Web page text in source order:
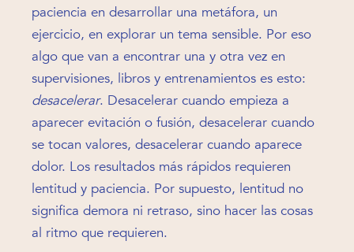
paciencia en desarrollar una metáfora, un
ejercicio, en explorar un tema sensible. Por eso
algo que van a encontrar una y otra vez en
supervisiones, libros y entrenamientos es esto:
desacelerar. Desacelerar cuando empieza a
aparecer evitación o fusión, desacelerar cuando
se tocan valores, desacelerar cuando aparece
dolor. Los resultados más rápidos requieren
lentitud y paciencia. Por supuesto, lentitud no
significa demora ni retraso, sino hacer las cosas
al ritmo que requieren.